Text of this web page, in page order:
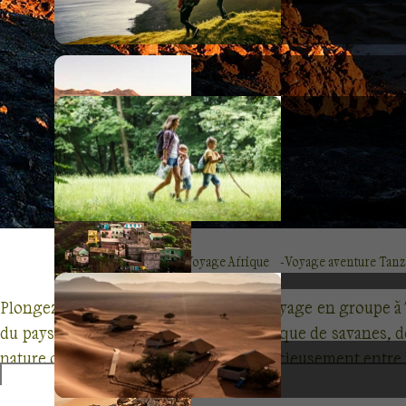
Voyage Afrique Voyage aventure
Plongez-vous dans l'expérience d'un voyage en groupe
du paysage de Tarangire, où une mosaïque de savanes,
nature où girafes et zèbres dansent gracieusement